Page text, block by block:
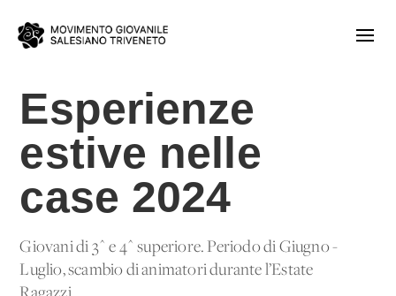
Esperienze
estive nelle
case 2024
Giovani di 3^ e 4^ superiore. Periodo di Giugno -
Luglio, scambio di animatori durante l’Estate